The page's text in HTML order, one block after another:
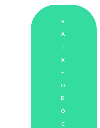
B
A
I
X
E
O
D
O
C